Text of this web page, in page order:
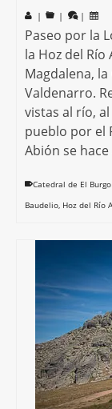
| | |
Paseo por la
la Hoz del
Magdalena,
Valdenarro.
vistas al río,
pueblo por el
Abión se
Catedral de El
Baudelio, Hoz del Río